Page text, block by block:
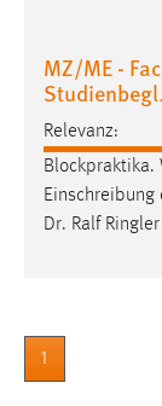
MZ/ME -
Relevanz:
Blockpraktika.
Einschreibung
Dr. Ralf Ringler
1
Marketing
verwendet,
Sie tun